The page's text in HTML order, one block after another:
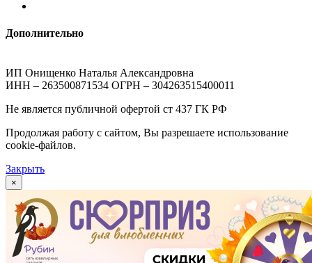
Дополнительно
ИП Онищенко Наталья Александровна
ИНН – 263500871534 ОГРН – 304263515400011
Не является публичной офертой ст 437 ГК РФ
Продолжая работу с сайтом, Вы разрешаете использование
cookie-файлов.
Закрыть
×